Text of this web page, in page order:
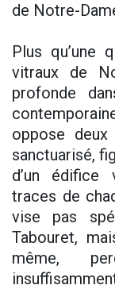
de Notre-
Plus qu’une
vitraux de
profonde
oppose
sanctuarisé,
d’un édifice
traces de
vise pas
Tabouret,
même,